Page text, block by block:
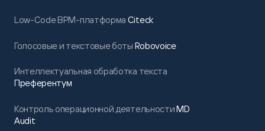
Low-Code BPM-платформа Citeck
Голосовые и текстовые боты Robovoice
Интеллектуальная обработка текста
Преферентум
Контроль операционной деятельностиMD
Audit